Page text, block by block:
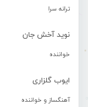
ترانه سرا
نوید آخش جان
خواننده
ایوب گلزاری
آهنگساز و خواننده